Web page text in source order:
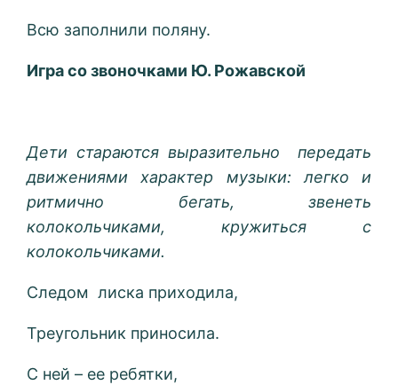
Всю заполнили поляну.
Игра со звоночками Ю. Рожавской
Дети стараются выразительно передать
движениями характер музыки: легко и
ритмично бегать, звенеть
колокольчиками, кружиться с
колокольчиками.
Следом лиска приходила,
Треугольник приносила.
С ней – ее ребятки,